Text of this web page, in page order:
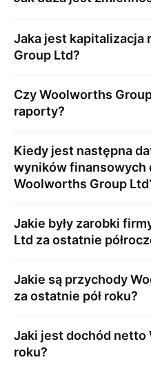
Jaka jest kapitalizacja
Group Ltd?
CzyWoolworths
raporty?
Kiedy jest następna
wyników finansowych
Woolworths Group Ltd
Jakie były zarobki
Ltd za ostatnie
Jakie są przychody
za ostatnie pół roku?
Jaki jest dochód netto
roku?